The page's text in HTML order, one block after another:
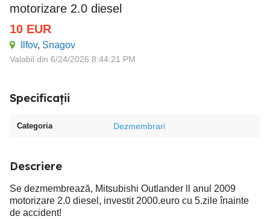
motorizare 2.0 diesel
10 EUR
Ilfov, Snagov
Valabil din 6/24/2026 8:44:21 PM
Specificații
Categoria Dezmembrari
Descriere
Se dezmembrează, Mitsubishi Outlander ll anul 2009
motorizare 2.0 diesel, investit 2000.euro cu 5.zile înainte
de accident!